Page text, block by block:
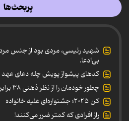
پربحث‌ها
شهید رئیسی، مردی بود از جنس
بی‌ادعا.
کدهای پیشواز پویش چله دعای عهد
چطور خودمان را از نظر ذهنی ۳۸ برابر قوی‌تر کنیم؟
کن ۲۰۲۵؛ جشنواره‌ای علیه خانواده
راز افرادی که کمتر ضرر می‌کنند!